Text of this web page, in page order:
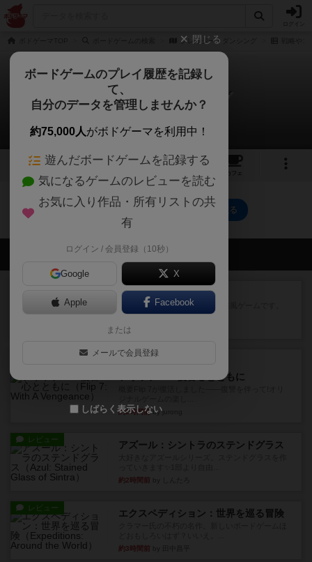
クレイジー・ダンシング
クレイジー・ダンシング
0件の戦略やコツ
2 2
カフェ
クレイジー・ダンシングのトップに戻る
会員の新しい投稿
ジンラミー
トランプで遊べる2人対戦の麻雀風ゲームです。
10枚の手札で、同じスーツ...
約1時間前
ルール/インスト
フリップ７：復讐心とともに
約2時間前by jurong
レビュー アズール：シントラのステンドグラス
約2時間前
レビュー エクスペディション：世界を巡る冒険
約3時間前
閉じる
ボードゲームのプレイ履歴を記録し
て、
自分のデータを管理しませんか？
約75,000人がボドゲーマを利用中！
遊んだボードゲームを記録する
気になるゲームのレビューを読む
お気に入り作品・所有リストの共
有
ログイン / 会員登録（10秒）
Google X
Apple Facebook
または
メールで会員登録
しばらく表示しない